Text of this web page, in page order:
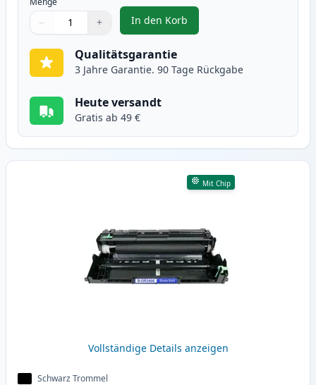
Verwenden Sie die Tasten, um anzupassen
− +
1
In den Korb
, Brother TN3480 (TN3430)
Qualitätsgarantie
3 Jahre Garantie. 90 Tage Rückgabe
Heute versandt
Gratis ab 49 €
Mit Chip
Vollständige Details anzeigen
Schwarz Trommel